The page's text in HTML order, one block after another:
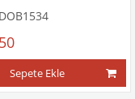
Sepete Ekle